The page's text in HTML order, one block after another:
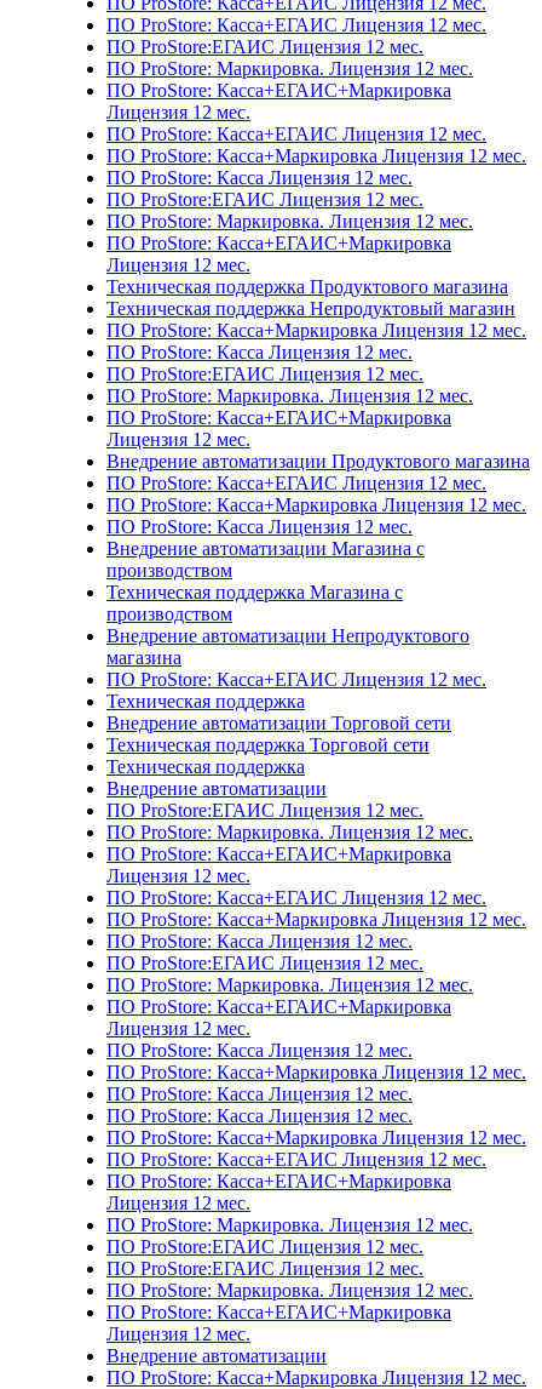
ПО ProStore: Касса+ЕГАИС Лицензия 12 мес.
ПО ProStore:ЕГАИС Лицензия 12 мес.
ПО ProStore: Маркировка. Лицензия 12 мес.
ПО ProStore: Касса+ЕГАИС+Маркировка
Лицензия 12 мес.
ПО ProStore: Касса+ЕГАИС Лицензия 12 мес.
ПО ProStore: Касса+Маркировка Лицензия 12 мес.
ПО ProStore: Касса Лицензия 12 мес.
ПО ProStore:ЕГАИС Лицензия 12 мес.
ПО ProStore: Маркировка. Лицензия 12 мес.
ПО ProStore: Касса+ЕГАИС+Маркировка
Лицензия 12 мес.
Техническая поддержка Продуктового магазина
Техническая поддержка Непродуктовый магазин
ПО ProStore: Касса+Маркировка Лицензия 12 мес.
ПО ProStore: Касса Лицензия 12 мес.
ПО ProStore:ЕГАИС Лицензия 12 мес.
ПО ProStore: Маркировка. Лицензия 12 мес.
ПО ProStore: Касса+ЕГАИС+Маркировка
Лицензия 12 мес.
Внедрение автоматизации Продуктового магазина
ПО ProStore: Касса+ЕГАИС Лицензия 12 мес.
ПО ProStore: Касса+Маркировка Лицензия 12 мес.
ПО ProStore: Касса Лицензия 12 мес.
Внедрение автоматизации Магазина с
производством
Техническая поддержка Магазина с
производством
Внедрение автоматизации Непродуктового
магазина
ПО ProStore: Касса+ЕГАИС Лицензия 12 мес.
Техническая поддержка
Внедрение автоматизации Торговой сети
Техническая поддержка Торговой сети
Техническая поддержка
Внедрение автоматизации
ПО ProStore:ЕГАИС Лицензия 12 мес.
ПО ProStore: Маркировка. Лицензия 12 мес.
ПО ProStore: Касса+ЕГАИС+Маркировка
Лицензия 12 мес.
ПО ProStore: Касса+ЕГАИС Лицензия 12 мес.
ПО ProStore: Касса+Маркировка Лицензия 12 мес.
ПО ProStore: Касса Лицензия 12 мес.
ПО ProStore:ЕГАИС Лицензия 12 мес.
ПО ProStore: Маркировка. Лицензия 12 мес.
ПО ProStore: Касса+ЕГАИС+Маркировка
Лицензия 12 мес.
ПО ProStore: Касса Лицензия 12 мес.
ПО ProStore: Касса+Маркировка Лицензия 12 мес.
ПО ProStore: Касса Лицензия 12 мес.
ПО ProStore: Касса Лицензия 12 мес.
ПО ProStore: Касса+Маркировка Лицензия 12 мес.
ПО ProStore: Касса+ЕГАИС Лицензия 12 мес.
ПО ProStore: Касса+ЕГАИС+Маркировка
Лицензия 12 мес.
ПО ProStore: Маркировка. Лицензия 12 мес.
ПО ProStore:ЕГАИС Лицензия 12 мес.
ПО ProStore:ЕГАИС Лицензия 12 мес.
ПО ProStore: Маркировка. Лицензия 12 мес.
ПО ProStore: Касса+ЕГАИС+Маркировка
Лицензия 12 мес.
Внедрение автоматизации
ПО ProStore: Касса+Маркировка Лицензия 12 мес.